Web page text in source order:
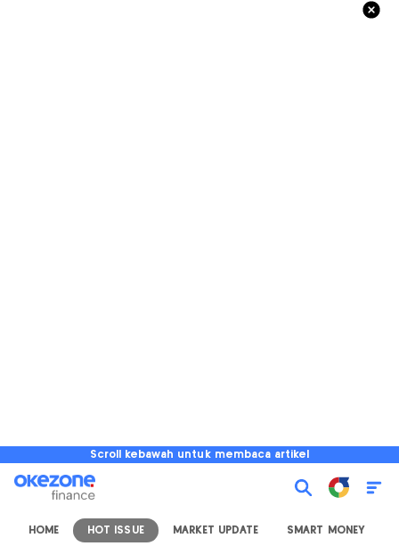
Scroll kebawah untuk membaca artikel
HOME HOT ISSUE MARKET UPDATE SMART MONEY